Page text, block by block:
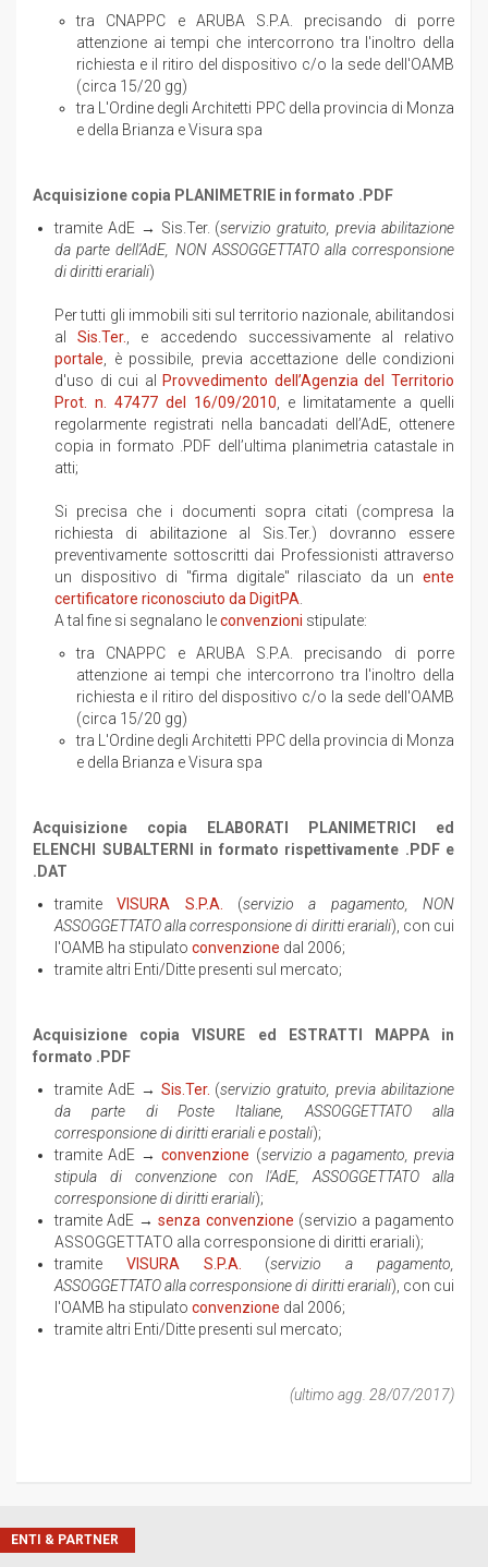
tra CNAPPC e ARUBA S.P.A. precisando di porre
attenzione ai tempi che intercorrono tra l'inoltro della
richiesta e il ritiro del dispositivo c/o la sede dell'OAMB
(circa 15/20 gg)
tra L'Ordine degli Architetti PPC della provincia di Monza
e della Brianza e Visura spa
Acquisizione copia PLANIMETRIE in formato .PDF
tramite AdE → Sis.Ter. (servizio gratuito, previa abilitazione
da parte dell'AdE, NON ASSOGGETTATO alla corresponsione
di diritti erariali)
Per tutti gli immobili siti sul territorio nazionale, abilitandosi
alSis.Ter.
, e accedendo successivamente al relativo
portale , è possibile, previa accettazione delle condizioni
d'uso di cui al
Provvedimento dell’Agenzia del Territorio
Prot. n. 47477 del 16/09/2010 , e limitatamente a quelli
regolarmente registrati nella bancadati dell’AdE, ottenere
copia in formato .PDF dell’ultima planimetria catastale in
atti;
Si precisa che i documenti sopra citati (compresa la
richiesta di abilitazione al Sis.Ter.) dovranno essere
preventivamente sottoscritti dai Professionisti attraverso
un dispositivo di "firma digitale" rilasciato da un ente
certificatore riconosciuto da DigitPA
A tal fine si segnalano leconvenzioni stipulate:
tra CNAPPC e ARUBA S.P.A. precisando di porre
attenzione ai tempi che intercorrono tra l'inoltro della
richiesta e il ritiro del dispositivo c/o la sede dell'OAMB
(circa 15/20 gg)
tra L'Ordine degli Architetti PPC della provincia di Monza
e della Brianza e Visura spa
Acquisizione copia ELABORATI PLANIMETRICI ed
ELENCHI SUBALTERNI in formato rispettivamente .PDF e
.DAT
tramiteVISURA S.P.A. (servizio a pagamento, NON
ASSOGGETTATO alla corresponsione di diritti erariali), con cui
l'OAMB ha stipulato convenzione dal 2006;
tramite altri Enti/Ditte presenti sul mercato;
Acquisizione copia VISURE ed ESTRATTI MAPPA in
formato .PDF
tramite AdE → Sis.Ter. (servizio gratuito, previa abilitazione
da parte di Poste Italiane, ASSOGGETTATO alla
corresponsione di diritti erariali e postali);
tramite AdE →convenzione (servizio a pagamento, previa
stipula di convenzione con l'AdE, ASSOGGETTATO alla
corresponsione di diritti erariali);
tramite AdE →senza convenzione (servizio a pagamento
ASSOGGETTATO alla corresponsione di diritti erariali);
tramite VISURA S.P.A. (servizio a pagamento,
ASSOGGETTATO alla corresponsione di diritti erariali), con cui
l'OAMB ha stipulato convenzione dal 2006;
tramite altri Enti/Ditte presenti sul mercato;
(ultimo agg. 28/07/2017)
ENTI & PARTNER